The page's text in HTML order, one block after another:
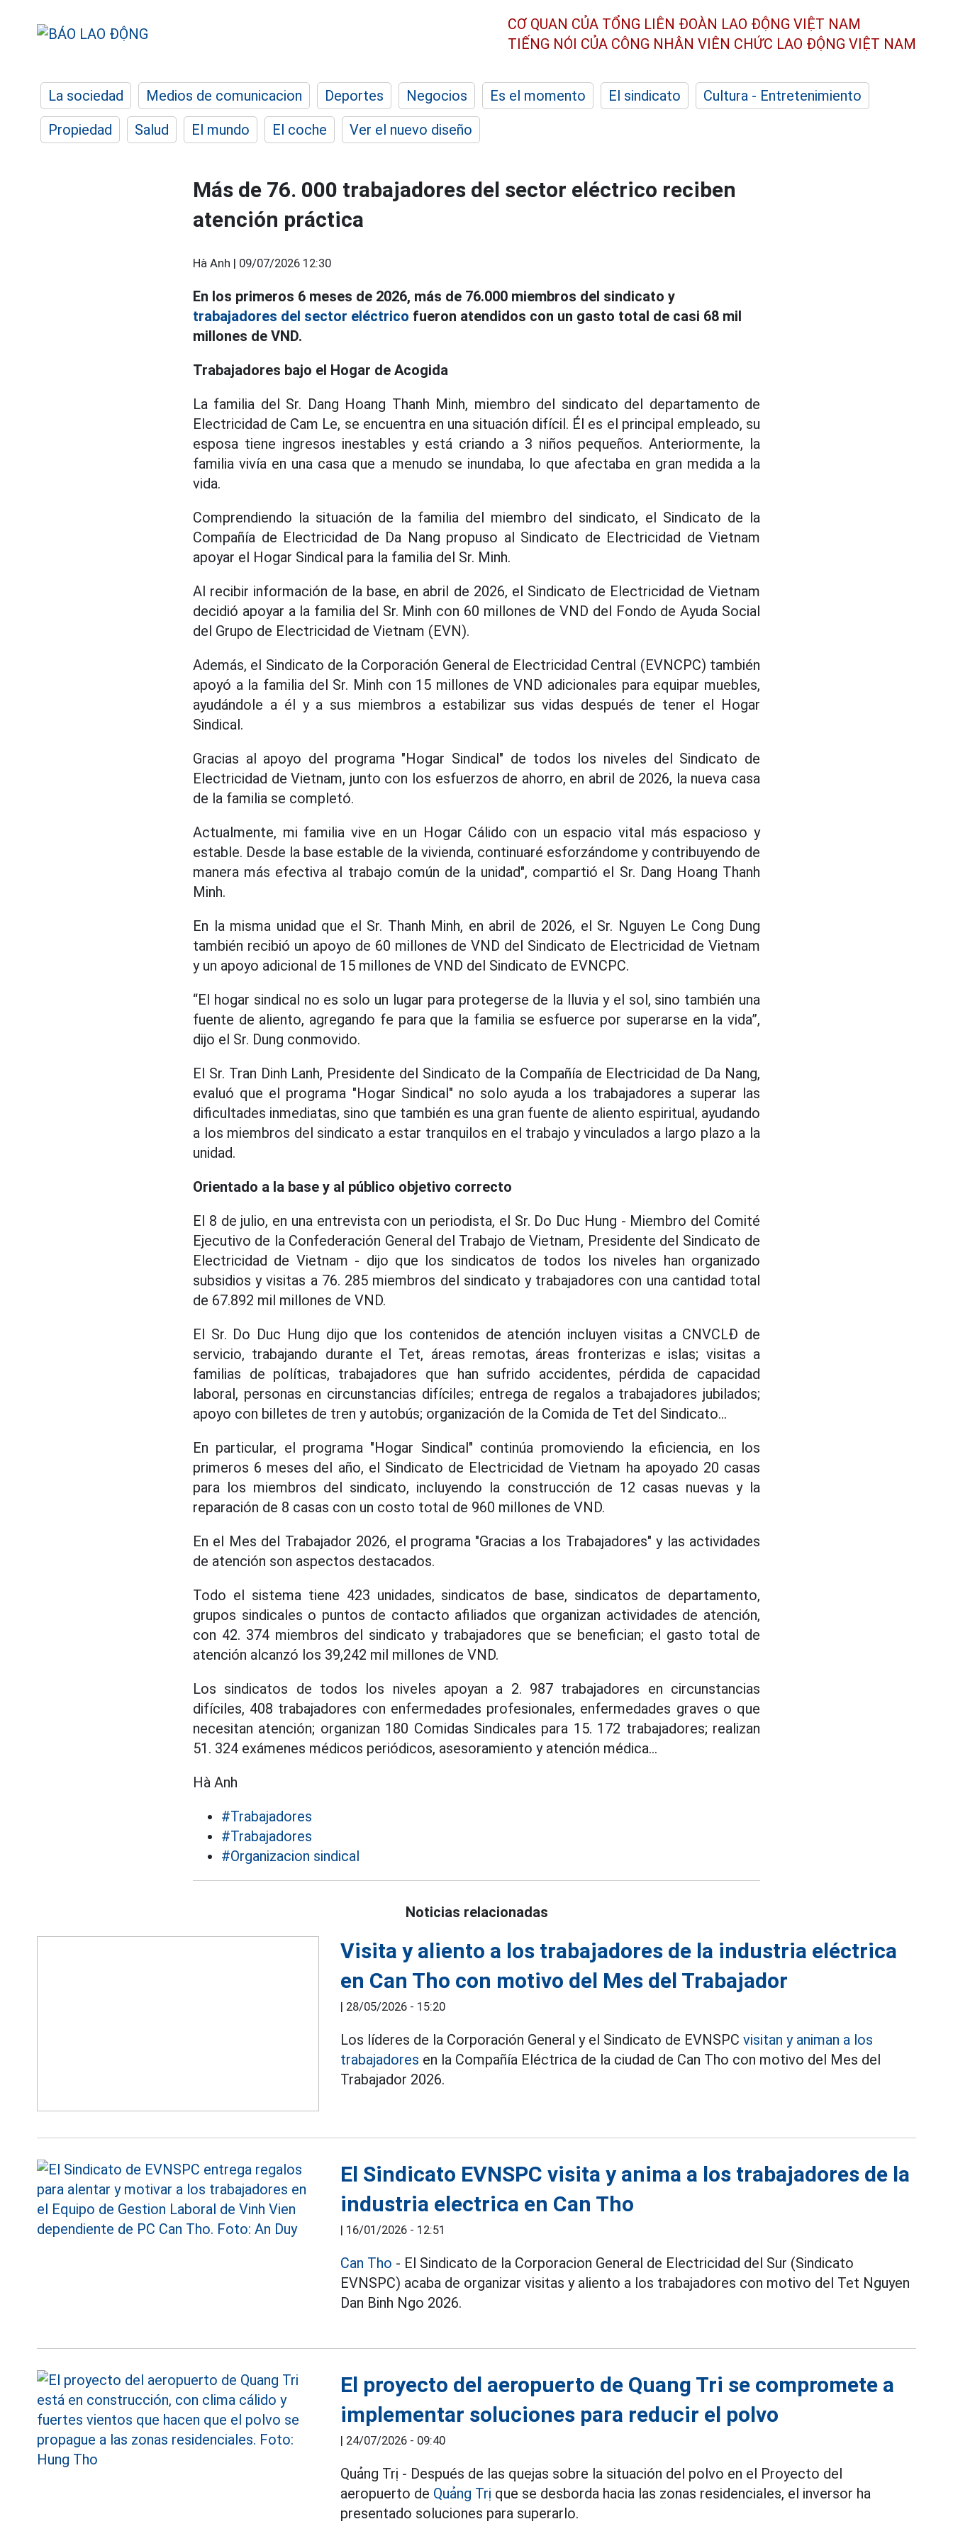
CƠ QUAN CỦA TỔNG LIÊN ĐOÀN LAO ĐỘNG VIỆT NAM
TIẾNG NÓI CỦA CÔNG NHÂN VIÊN CHỨC LAO ĐỘNG VIỆT NAM
La sociedad Medios de comunicacion Deportes Negocios Es el momento El sindicato
Cultura - Entretenimiento
Propiedad
Salud El mundo El coche Ver el nuevo diseño
Más de 76. 000 trabajadores del sector eléctrico reciben
atención práctica
Hà Anh | 09/07/2026 12:30
En los primeros 6 meses de 2026, más de 76.000 miembros del sindicato y
trabajadores del sector eléctrico fueron atendidos con un gasto total de casi 68 mil
millones de VND.
Trabajadores bajo el Hogar de Acogida
La familia del Sr. Dang Hoang Thanh Minh, miembro del sindicato del departamento de
Electricidad de Cam Le, se encuentra en una situación difícil. Él es el principal empleado, su
esposa tiene ingresos inestables y está criando a 3 niños pequeños. Anteriormente, la
familia vivía en una casa que a menudo se inundaba, lo que afectaba en gran medida a la
vida.
Comprendiendo la situación de la familia del miembro del sindicato, el Sindicato de la
Compañía de Electricidad de Da Nang propuso al Sindicato de Electricidad de Vietnam
apoyar el Hogar Sindical para la familia del Sr. Minh.
Al recibir información de la base, en abril de 2026, el Sindicato de Electricidad de Vietnam
decidió apoyar a la familia del Sr. Minh con 60 millones de VND del Fondo de Ayuda Social
del Grupo de Electricidad de Vietnam (EVN).
Además, el Sindicato de la Corporación General de Electricidad Central (EVNCPC) también
apoyó a la familia del Sr. Minh con 15 millones de VND adicionales para equipar muebles,
ayudándole a él y a sus miembros a estabilizar sus vidas después de tener el Hogar
Sindical.
Gracias al apoyo del programa "Hogar Sindical" de todos los niveles del Sindicato de
Electricidad de Vietnam, junto con los esfuerzos de ahorro, en abril de 2026, la nueva casa
de la familia se completó.
Actualmente, mi familia vive en un Hogar Cálido con un espacio vital más espacioso y
estable. Desde la base estable de la vivienda, continuaré esforzándome y contribuyendo de
manera más efectiva al trabajo común de la unidad", compartió el Sr. Dang Hoang Thanh
Minh.
En la misma unidad que el Sr. Thanh Minh, en abril de 2026, el Sr. Nguyen Le Cong Dung
también recibió un apoyo de 60 millones de VND del Sindicato de Electricidad de Vietnam
y un apoyo adicional de 15 millones de VND del Sindicato de EVNCPC.
“El hogar sindical no es solo un lugar para protegerse de la lluvia y el sol, sino también una
fuente de aliento, agregando fe para que la familia se esfuerce por superarse en la vida”,
dijo el Sr. Dung conmovido.
El Sr. Tran Dinh Lanh, Presidente del Sindicato de la Compañía de Electricidad de Da Nang,
evaluó que el programa "Hogar Sindical" no solo ayuda a los trabajadores a superar las
dificultades inmediatas, sino que también es una gran fuente de aliento espiritual, ayudando
a los miembros del sindicato a estar tranquilos en el trabajo y vinculados a largo plazo a la
unidad.
Orientado a la base y al público objetivo correcto
El 8 de julio, en una entrevista con un periodista, el Sr. Do Duc Hung - Miembro del Comité
Ejecutivo de la Confederación General del Trabajo de Vietnam, Presidente del Sindicato de
Electricidad de Vietnam - dijo que los sindicatos de todos los niveles han organizado
subsidios y visitas a 76. 285 miembros del sindicato y trabajadores con una cantidad total
de 67.892 mil millones de VND.
El Sr. Do Duc Hung dijo que los contenidos de atención incluyen visitas a CNVCLĐ de
servicio, trabajando durante el Tet, áreas remotas, áreas fronterizas e islas; visitas a
familias de políticas, trabajadores que han sufrido accidentes, pérdida de capacidad
laboral, personas en circunstancias difíciles; entrega de regalos a trabajadores jubilados;
apoyo con billetes de tren y autobús; organización de la Comida de Tet del Sindicato...
En particular, el programa "Hogar Sindical" continúa promoviendo la eficiencia, en los
primeros 6 meses del año, el Sindicato de Electricidad de Vietnam ha apoyado 20 casas
para los miembros del sindicato, incluyendo la construcción de 12 casas nuevas y la
reparación de 8 casas con un costo total de 960 millones de VND.
En el Mes del Trabajador 2026, el programa "Gracias a los Trabajadores" y las actividades
de atención son aspectos destacados.
Todo el sistema tiene 423 unidades, sindicatos de base, sindicatos de departamento,
grupos sindicales o puntos de contacto afiliados que organizan actividades de atención,
con 42. 374 miembros del sindicato y trabajadores que se benefician; el gasto total de
atención alcanzó los 39,242 mil millones de VND.
Los sindicatos de todos los niveles apoyan a 2. 987 trabajadores en circunstancias
difíciles, 408 trabajadores con enfermedades profesionales, enfermedades graves o que
necesitan atención; organizan 180 Comidas Sindicales para 15. 172 trabajadores; realizan
51. 324 exámenes médicos periódicos, asesoramiento y atención médica...
Hà Anh
#Trabajadores
#Trabajadores
#Organizacion sindical
Noticias relacionadas
Visita y aliento a los trabajadores de la industria eléctrica
en Can Tho con motivo del Mes del Trabajador
| 28/05/2026 - 15:20
Los líderes de la Corporación General y el Sindicato de EVNSPCvisitan y animan a los
trabajadores en la Compañía Eléctrica de la ciudad de Can Tho con motivo del Mes del
Trabajador 2026.
El Sindicato EVNSPC visita y anima a los trabajadores de la
industria electrica en Can Tho
| 16/01/2026 - 12:51
Can Tho - El Sindicato de la Corporacion General de Electricidad del Sur (Sindicato
EVNSPC) acaba de organizar visitas y aliento a los trabajadores con motivo del Tet Nguyen
Dan Binh Ngo 2026.
El proyecto del aeropuerto de Quang Tri se compromete a
implementar soluciones para reducir el polvo
| 24/07/2026 - 09:40
Quảng Trị - Después de las quejas sobre la situación del polvo en el Proyecto del
aeropuerto de Quảng Trị que se desborda hacia las zonas residenciales, el inversor ha
presentado soluciones para superarlo.